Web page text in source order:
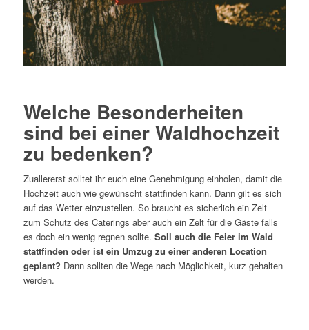
Welche Besonderheiten
sind bei einer Waldhochzeit
zu bedenken?
Zuallererst solltet ihr euch eine Genehmigung einholen, damit die
Hochzeit auch wie gewünscht stattfinden kann. Dann gilt es sich
auf das Wetter einzustellen. So braucht es sicherlich ein Zelt
zum Schutz des Caterings aber auch ein Zelt für die Gäste falls
es doch ein wenig regnen sollte. Soll auch die Feier im Wald
stattfinden oder ist ein Umzug zu einer anderen Location
geplant? Dann sollten die Wege nach Möglichkeit, kurz gehalten
werden.